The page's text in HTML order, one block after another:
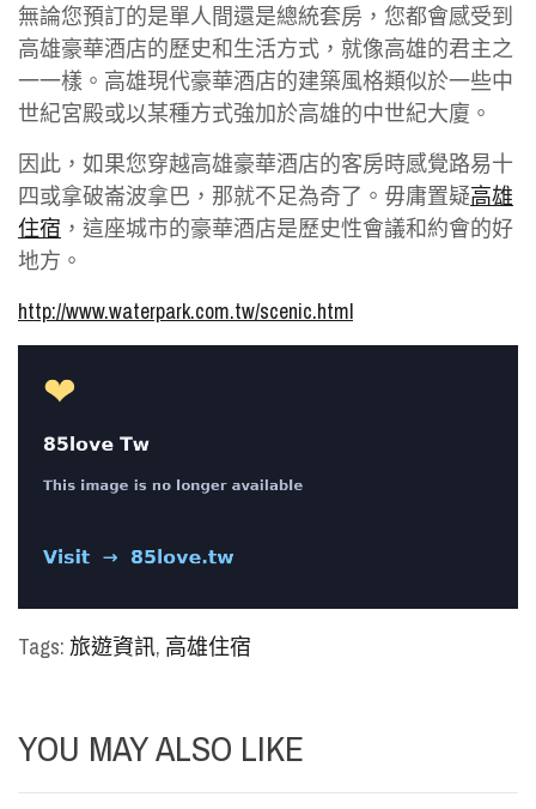
無論您預訂的是單人間還是總統套房，您都會感受到
高雄豪華酒店的歷史和生活方式，就像高雄的君主之
一一樣。高雄現代豪華酒店的建築風格類似於一些中
世紀宮殿或以某種方式強加於高雄的中世紀大廈。
因此，如果您穿越高雄豪華酒店的客房時感覺路易十
四或拿破崙波拿巴，那就不足為奇了。毋庸置疑高雄
住宿 ，這座城市的豪華酒店是歷史性會議和約會的好
地方。
http://www.waterpark.com.tw/scenic.html
Tags: 旅遊資訊, 高雄住宿
YOU MAY ALSO LIKE